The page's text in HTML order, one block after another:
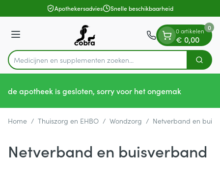
Ga naar de inhoudApothekersadvies Snelle beschikbaarheid
Menu
Product, merk, categorie...
Medicijnen en supple Zoek
0 artikelen
€ 0,00
0
de apotheek is gesloten, sorry voor het ongemak
Home / Thuiszorg en EHBO / Wondzorg / Netverband en
Netverband en buisverband